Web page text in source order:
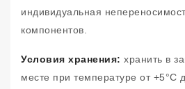
индивидуальная
компонентов.
Условия хранения: хранить в
месте при температуре от +5°С